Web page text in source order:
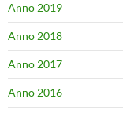
Anno 2019
Anno 2018
Anno 2017
Anno 2016